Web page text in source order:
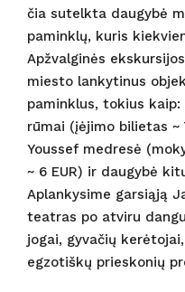
čia sutelkta daugybė
paminklų, kuris
Apžvalginės
miesto lankytinus
paminklus, tokius
rūmai (įėjimo bilietas ~
Youssef medresė
~ 6 EUR) ir daugybė
Aplankysime garsiąją
teatras po atviru
jogai, gyvačių
egzotiškų prieskonių